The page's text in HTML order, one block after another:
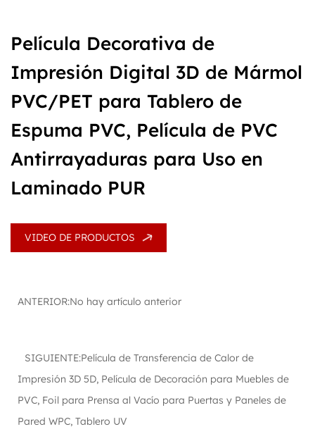
Película Decorativa de
Impresión Digital 3D de Mármol
PVC/PET para Tablero de
Espuma PVC, Película de PVC
Antirrayaduras para Uso en
Laminado PUR
VIDEO DE PRODUCTOS
ANTERIOR:No hay artículo anterior
SIGUIENTE:Película de Transferencia de Calor de
Impresión 3D 5D, Película de Decoración para Muebles de
PVC, Foil para Prensa al Vacío para Puertas y Paneles de
Pared WPC, Tablero UV